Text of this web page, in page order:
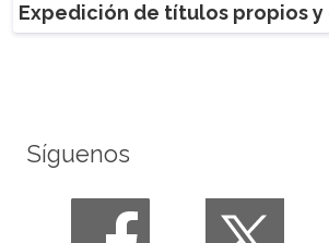
Expedición de títulos propios
Síguenos